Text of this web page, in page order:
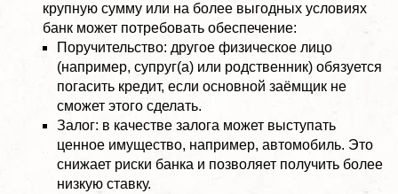
крупную сумму или на более выгодных условиях
банк может потребовать обеспечение:
Поручительство: другое физическое лицо
(например, супруг(а) или родственник) обязуется
погасить кредит, если основной заёмщик не
сможет этого сделать.
Залог: в качестве залога может выступать
ценное имущество, например, автомобиль. Это
снижает риски банка и позволяет получить более
низкую ставку.